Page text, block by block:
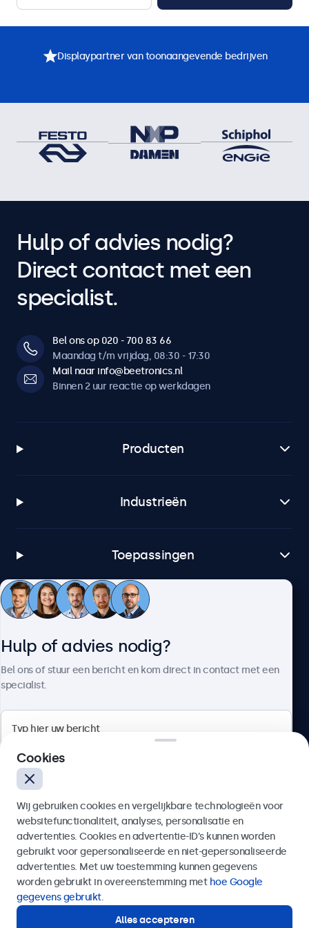
Displaypartner van toonaangevende bedrijven
Hulp of advies nodig?
Direct contact met een
specialist.
Bel ons op 020 - 700 83 66
Maandag t/m vrijdag, 08:30 - 17:30
Mail naar info@beetronics.nl
Binnen 2 uur reactie op werkdagen
Producten
Industrieën
Toepassingen
Klantenservice
4.8/5 door 5000+ bedrijven
Nederlands
Hulp of advies nodig?
Bel ons of stuur een bericht en kom direct in contact met een
specialist.
Verzenden
Of bel ons op
Hulp of advies nodig?
Cookies
Wij gebruiken cookies en vergelijkbare technologieën voor
websitefunctionaliteit, analyses, personalisatie en
advertenties. Cookies en advertentie-ID’s kunnen worden
gebruikt voor gepersonaliseerde en niet-gepersonaliseerde
advertenties. Met uw toestemming kunnen gegevens
worden gebruikt in overeenstemming met hoe Google
gegevens gebruikt.
Alles accepteren